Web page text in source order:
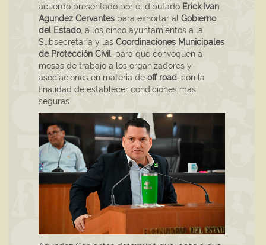
acuerdo presentado por el diputado Erick Ivan
Agundez Cervantes para exhortar al Gobierno
del Estado, a los cinco ayuntamientos a la
Subsecretaría y las Coordinaciones Municipales
de Protección Civil, para que convoquen a
mesas de trabajo a los organizadores y
asociaciones en materia de off road, con la
finalidad de establecer condiciones más
seguras.